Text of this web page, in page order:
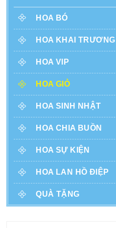
HOA BÓ
HOA KHAI TRƯƠNG
HOA VIP
HOA GIỎ
HOA SINH NHẬT
HOA CHIA BUỒN
HOA SỰ KIỆN
HOA LAN HỒ ĐIỆP
QUÀ TẶNG